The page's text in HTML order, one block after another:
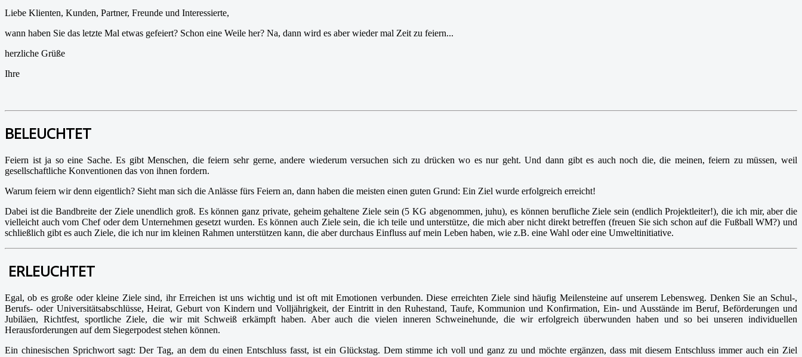
Liebe Klienten, Kunden, Partner, Freunde und Interessierte,
wann haben Sie das letzte Mal etwas gefeiert? Schon eine Weile her? Na, dann wird es aber wieder mal Zeit zu feiern...
herzliche Grüße
Ihre
BELEUCHTET
Feiern ist ja so eine Sache. Es gibt Menschen, die feiern sehr gerne, andere wiederum versuchen sich zu drücken wo es nur geht. Und dann gibt es auch noch die, die meinen, feiern zu müssen, weil
gesellschaftliche Konventionen das von ihnen fordern.
Warum feiern wir denn eigentlich? Sieht man sich die Anlässe fürs Feiern an, dann haben die meisten einen guten Grund: Ein Ziel wurde erfolgreich erreicht!
Dabei ist die Bandbreite der Ziele unendlich groß. Es können ganz private, geheim gehaltene Ziele sein (5 KG abgenommen, juhu), es können berufliche Ziele sein (endlich Projektleiter!), die ich mir, aber die
vielleicht auch vom Chef oder dem Unternehmen gesetzt wurden. Es können auch Ziele sein, die ich teile und unterstütze, die mich aber nicht direkt betreffen (freuen Sie sich schon auf die Fußball WM?) und
schließlich gibt es auch Ziele, die ich nur im kleinen Rahmen unterstützen kann, die aber durchaus Einfluss auf mein Leben haben, wie z.B. eine Wahl oder eine Umweltinitiative.
ERLEUCHTET
Egal, ob es große oder kleine Ziele sind, ihr Erreichen ist uns wichtig und ist oft mit Emotionen verbunden. Diese erreichten Ziele sind häufig Meilensteine auf unserem Lebensweg. Denken Sie an Schul-,
Berufs- oder Universitätsabschlüsse, Heirat, Geburt von Kindern und Volljährigkeit, der Eintritt in den Ruhestand, Taufe, Kommunion und Konfirmation, Ein- und Ausstände im Beruf, Beförderungen und
Jubiläen, Richtfest, sportliche Ziele, die wir mit Schweiß erkämpft haben. Aber auch die vielen inneren Schweinehunde, die wir erfolgreich überwunden haben und so bei unseren individuellen
Herausforderungen auf dem Siegerpodest stehen können.
Ein chinesischen Sprichwort sagt: Der Tag, an dem du einen Entschluss fasst, ist ein Glückstag. Dem stimme ich voll und ganz zu und möchte ergänzen, dass mit diesem Entschluss immer auch ein Ziel